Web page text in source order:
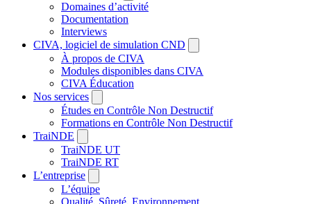
Domaines d’activité
Documentation
Interviews
CIVA, logiciel de simulation CND
À propos de CIVA
Modules disponibles dans CIVA
CIVA Éducation
Nos services
Études en Contrôle Non Destructif
Formations en Contrôle Non Destructif
TraiNDE
TraiNDE UT
TraiNDE RT
L’entreprise
L’équipe
Qualité, Sûreté, Environnement